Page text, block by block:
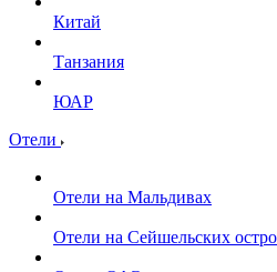
Китай
Танзания
ЮАР
Отели
Отели на Мальдивах
Отели на Сейшельских